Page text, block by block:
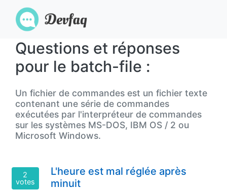
Questions et réponses
pour le batch-file :
Un fichier de commandes est un fichier texte
contenant une série de commandes
exécutées par l'interpréteur de commandes
sur les systèmes MS-DOS, IBM OS / 2 ou
Microsoft Windows.
2
votes
L'heure est mal réglée après
minuit